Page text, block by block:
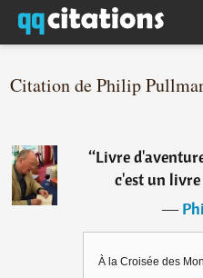
Citation de Philip
“Livre
c'est un
―
À la Croisée des